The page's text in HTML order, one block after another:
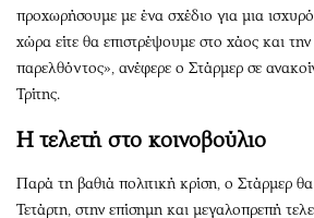
προχωρήσουμε με ένα σχέδιο για μια
χώρα είτε θα επιστρέψουμε στο χάος και
παρελθόντος», ανέφερε ο Στάρμερ σε
Τρίτης.
Η τελετή στο κοινοβούλιο
Παρά τη βαθιά πολιτική κρίση, ο Στάρμερ
Τετάρτη, στην επίσημη και μεγαλοπρεπή